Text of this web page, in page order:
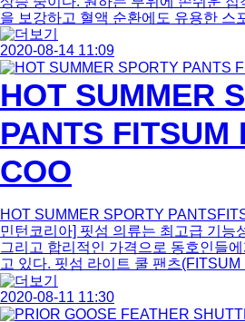
을 보강하고 혈액 순환에도 유용한 스
2020-08-14 11:09
HOT SUMMER
PANTS FITSUM
COO
HOT SUMMER SPORTY
민턴코리아] 핏섬 의류는 최고급 기능
그리고 합리적인 가격으로 동호인들
고 있다. 핏섬 라이트 쿨 팬츠(FITSUM
2020-08-11 11:30